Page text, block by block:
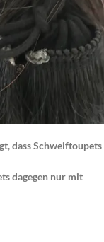
dass Schweiftoupets
dagegen nur mit